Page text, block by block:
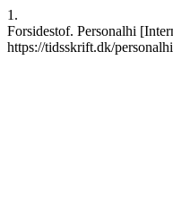
1.
Forsidestof. Personalhi
https://tidsskrift.dk/